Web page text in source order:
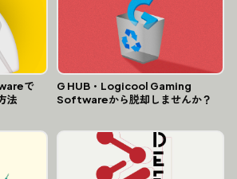
で
法
G HUB・Logicool Gaming
Softwareから脱却しませんか？